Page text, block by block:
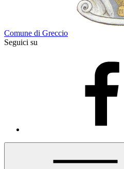
Comune di Greccio
Seguici su